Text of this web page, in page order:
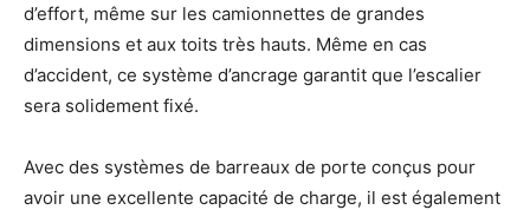
d’effort, même sur les camionnettes de grandes
dimensions et aux toits très hauts. Même en cas
d’accident, ce système d’ancrage garantit que l’escalier
sera solidement fixé.
Avec des systèmes de barreaux de porte conçus pour
avoir une excellente capacité de charge, il est également